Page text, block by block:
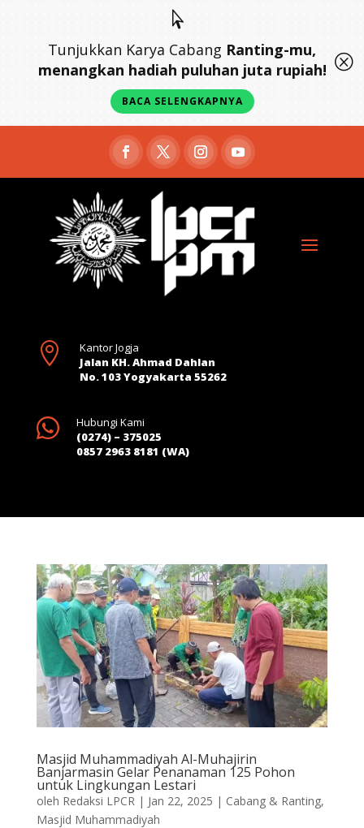

Tunjukkan Karya Cabang Ranting-mu,
menangkan hadiah puluhan juta rupiah!
BACA SELENGKAPNYA
Q

Kantor Jogja
Jalan KH. Ahmad Dahlan
No. 103 Yogyakarta 55262

Hubungi Kami
(0274) – 375025
0857 2963 8181 (WA)
Masjid Muhammadiyah Al-Muhajirin
Banjarmasin Gelar Penanaman 125 Pohon
untuk Lingkungan Lestari
oleh Redaksi LPCR | Jan 22, 2025 | Cabang & Ranting,
Masjid Muhammadiyah